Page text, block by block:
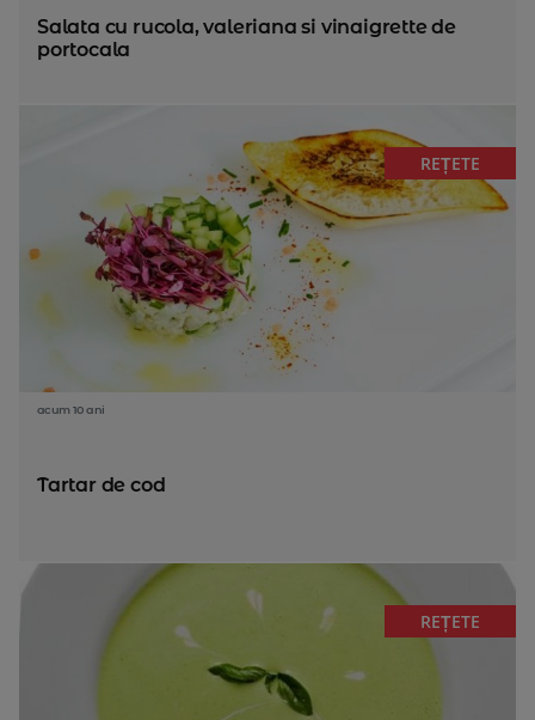
Salata cu rucola, valeriana si vinaigrette de
portocala
REȚETE
acum 10 ani
Tartar de cod
REȚETE